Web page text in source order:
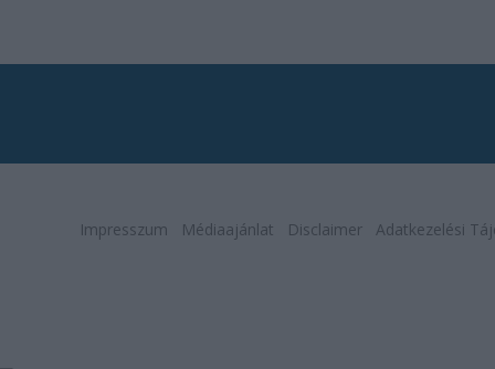
Impresszum Médiaajánlat Disclaimer Adatkezelési